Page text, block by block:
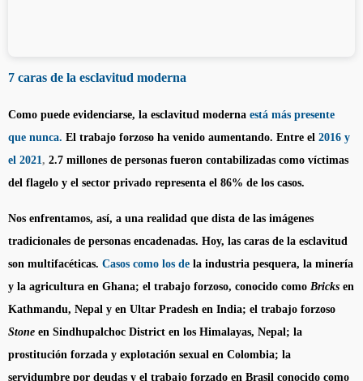
7 caras de la esclavitud moderna
Como puede evidenciarse, la esclavitud moderna está más presente
que nunca. El trabajo forzoso ha venido aumentando. Entre el 2016 y
el 2021, 2.7 millones de personas fueron contabilizadas como víctimas
del flagelo y el sector privado representa el 86% de los casos.
Nos enfrentamos, así, a una realidad que dista de las imágenes
tradicionales de personas encadenadas. Hoy, las caras de la esclavitud
son multifacéticas. Casos como los de la industria pesquera, la minería
y la agricultura en Ghana; el trabajo forzoso, conocido como Bricks en
Kathmandu, Nepal y en Ultar Pradesh en India; el trabajo forzoso
Stone en Sindhupalchoc District en los Himalayas, Nepal; la
prostitución forzada y explotación sexual en Colombia; la
servidumbre por deudas y el trabajo forzado en Brasil conocido como